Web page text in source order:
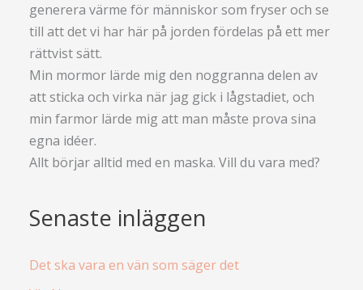
generera värme för människor som fryser och se
till att det vi har här på jorden fördelas på ett mer
rättvist sätt.
Min mormor lärde mig den noggranna delen av
att sticka och virka när jag gick i lågstadiet, och
min farmor lärde mig att man måste prova sina
egna idéer.
Allt börjar alltid med en maska. Vill du vara med?
Senaste inläggen
Det ska vara en vän som säger det